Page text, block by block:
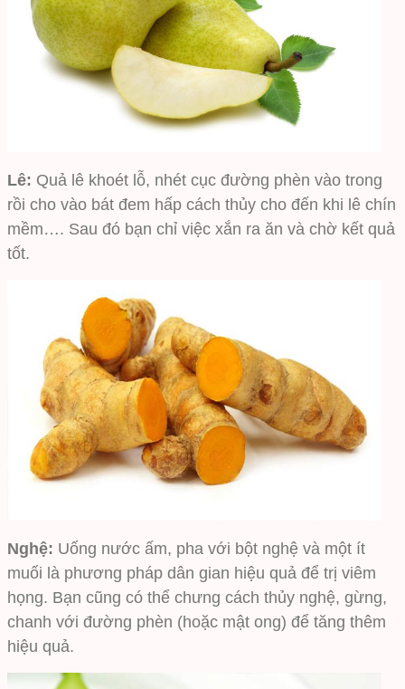
Lê: Quả lê khoét lỗ, nhét cục đường phèn vào trong
rồi cho vào bát đem hấp cách thủy cho đến khi lê chín
mềm…. Sau đó bạn chỉ việc xắn ra ăn và chờ kết quả
tốt.
Nghệ: Uống nước ấm, pha với bột nghệ và một ít
muối là phương pháp dân gian hiệu quả để trị viêm
họng. Bạn cũng có thể chưng cách thủy nghệ, gừng,
chanh với đường phèn (hoặc mật ong) để tăng thêm
hiệu quả.